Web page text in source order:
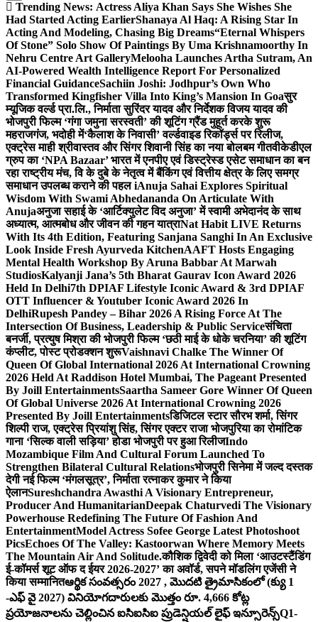
Trending News: Actress Aliya Khan Says She Wishes She
Had Started Acting EarlierShanaya Al Haq: A Rising Star In
Acting And Modeling, Chasing Big Dreams“Eternal Whispers
Of Stone” Solo Show Of Paintings By Uma Krishnamoorthy In
Nehru Centre Art GalleryMelooha Launches Artha Sutram, An
AI-Powered Wealth Intelligence Report For Personalized
Financial GuidanceSachiin Joshi: Jodhpur’s Own Who
Transformed Kingfisher Villa Into King’s Mansion In Goaसुर
म्यूजिक वर्ल्ड प्रा.लि., निर्माता सुरिंदर यादव और निर्देशक विजय यादव की
भोजपुरी फिल्म ‘गंगा जमुना सरस्वती’ की शूटिंग ग्रैंड मुहूर्त करके शुरू
महराजगंज, भदोही में‘कैलाश के निवासी’ वर्ल्डवाइड रिकॉर्ड्स पर रिलीज,
एक्ट्रेस माही श्रीवास्तव और सिंगर शिवानी सिंह का नया बोलबम गीतवीकेडीएल
ग्रुप का ‘NPA Bazaar’ भारत में एनपीए एवं डिस्ट्रेस्ड एसेट समाधान का बन
रहा राष्ट्रीय मंच, वि के दुबे के नेतृत्व में बैंकिंग एवं वित्तीय क्षेत्र के लिए समग्र
समाधान उपलब्ध कराने की पहल iAnuja Sahai Explores Spiritual
Wisdom With Swami Abhedananda On Articulate With
Anujaअनुजा सहाई के ‘आर्टिक्युलेट विद अनुजा’ में स्वामी अभेदानंद के साथ
अध्यात्म, आत्मबोध और जीवन की गहन यात्राNat Habit LIVE Returns
With Its 4th Edition, Featuring Sanjana Sanghi In An Exclusive
Look Inside Fresh Ayurveda KitchenAAFT Hosts Engaging
Mental Health Workshop By Aruna Babbar At Marwah
StudiosKalyanji Jana’s 5th Bharat Gaurav Icon Award 2026
Held In Delhi7th DPIAF Lifestyle Iconic Award & 3rd DPIAF
OTT Influencer & Youtuber Iconic Award 2026 In
DelhiRupesh Pandey – Bihar 2026 A Rising Force At The
Intersection Of Business, Leadership & Public Serviceसंचिता
बनर्जी, प्रत्युष मिश्रा की भोजपुरी फिल्म ‘छठी माई के धोके चरनिया’ की शूटिंग
कंप्लीट, पोस्ट प्रोडक्शन शुरूVaishnavi Chalke The Winner Of
Queen Of Global International 2026 At International Crowning
2026 Held At Raddison Hotel Mumbai, The Pageant Presented
By Joill EntertainmentsSaartha Sameer Gore Winner Of Queen
Of Global Universe 2026 At International Crowning 2026
Presented By Joill Entertainmentsडिजिटल स्टार सौरभ शर्मा, सिंगर
शिल्पी राज, एक्ट्रेस प्रियांशु सिंह, सिंगर एक्टर राजा भोजपुरिया का रोमांटिक
गाना ‘सिल्क वाली सड़िया’ होडा भोजपुरी पर हुआ रिलीजIndo
Mozambique Film And Cultural Forum Launched To
Strengthen Bilateral Cultural Relationsभोजपुरी सिनेमा में जल्द दस्तक
देगी नई फिल्म ‘मंगलसूत्र’, निर्माता रत्नाकर कुमार ने किया
ऐलानSureshchandra Awasthi A Visionary Entrepreneur,
Producer And HumanitarianDeepak Chaturvedi The Visionary
Powerhouse Redefining The Future Of Fashion And
EntertainmentModel Actress Sofee George Latest Photoshoot
PicsEchoes Of The Valley: Kastoorwan Where Memory Meets
The Mountain Air And Solitude.कौशिक द्विवेदी को मिला ‘आउटस्टैंडिंग
ई-कॉमर्स शूट ऑफ द ईयर 2026-2027’ का अवॉर्ड, सपने मॉडलिंग एजेंसी ने
किया सम्मानितఆర్థిక సంవత్సరం 2027 , మొదటి త్రైమాసికంలో (క్యు 1
-ఎఫ్ వై 2027) వినియోగదారులకు మొత్తం రూ. 4,666 కోట్ల
ప్రయోజనాలను చెల్లించిన ఐసిఐసిఐ ప్రుడెన్షియల్ లైఫ్ ఇన్సూరెన్స్Q1-